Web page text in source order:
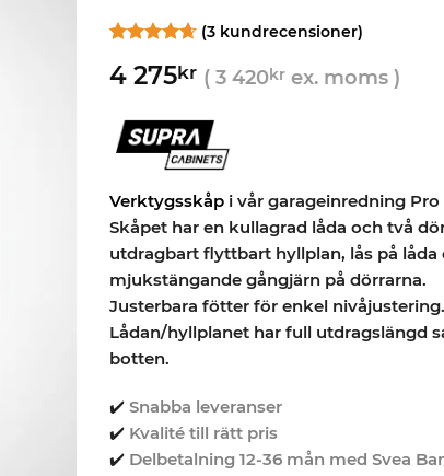
4.67av 5
(3 kundrecensioner)
4 275kr ( 3 420krex. moms )
Verktygsskåpi vår garageinredning Pro
Skåpet har en kullagrad låda och två
utdragbart flyttbart hyllplan, lås på låda
mjukstängande gångjärn på dörrarna.
Justerbara fötter för enkel nivåjustering.
Lådan/hyllplanet har full utdragslängd
botten.
✔️ Snabba leveranser
✔️ Kvalité till rätt pris
✔️ Delbetalning 12-36 mån med Svea